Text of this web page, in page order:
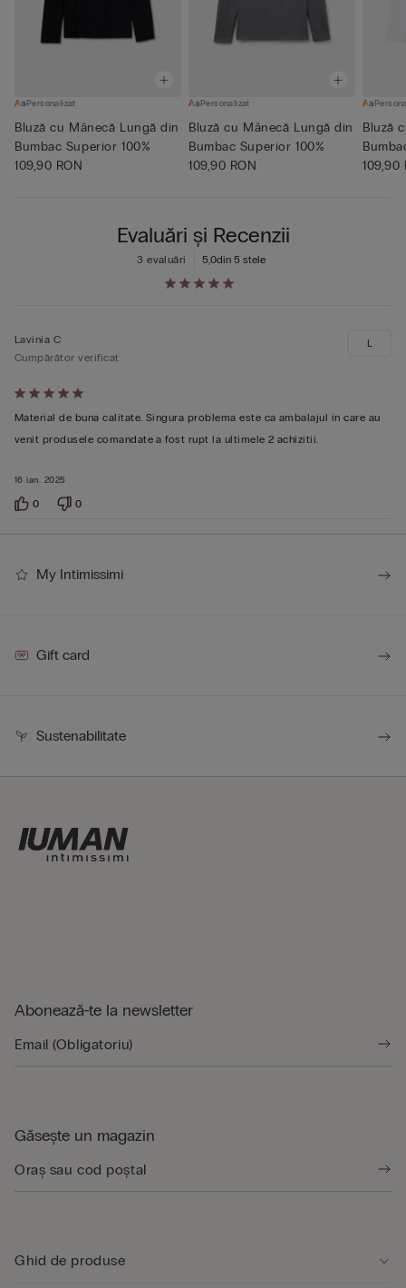
Personalizat
Bluză cu Mânecă Lungă din
Bumbac Superior 100%
109,90 RON
Personalizat
Bluză cu Mânecă Lungă din
Bumbac Superior 100%
109,90 RON
Bluză
109,90
Evaluări și Recenzii
5,0din 5 stele
3 evaluări
Evaluat
5
din
16 ian. 2025
Lavinia C
Cumpărător verificat
Material de buna calitate. Singura problema este ca ambalajul in care au
venit produsele comandate a fost rupt la ultimele 2 achizitii.
L
0 0
My Intimissimi
Gift card
Sustenabilitate
Abonează-te la newsletter
Găsește un magazin
Ghid de produse